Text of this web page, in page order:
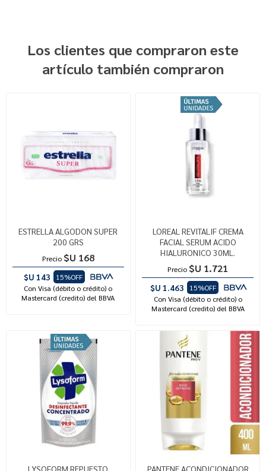
Los clientes que compraron este
artículo también compraron
ESTRELLA ALGODON SUPER
200 GRS
Precio $U 168
$U 143
15%OFF
Con Visa (débito o crédito) o
Mastercard (credito) del BBVA
LOREAL REVITALIF CREMA
FACIAL SERUM ACIDO
HIALURONICO 30ML.
Precio $U 1.721
$U 1.463
15%OFF
Con Visa (débito o crédito) o
Mastercard (credito) del BBVA
LYSOFORM REPUESTO PANTENE ACONDICIONADOR